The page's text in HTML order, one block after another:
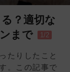
？適切な
まで
1/2
たりしたこと
。この記事で